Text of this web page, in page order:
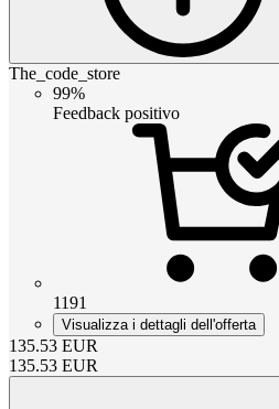
The_code_store
99%
Feedback positivo
1191
Visualizza i dettagli dell'offerta
135.53 EUR
135.53 EUR